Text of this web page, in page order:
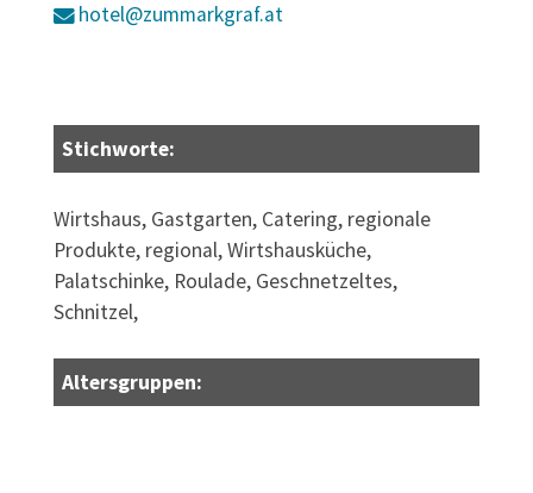
hotel@zummarkgraf.at
Stichworte:
Wirtshaus, Gastgarten, Catering, regionale
Produkte, regional, Wirtshausküche,
Palatschinke, Roulade, Geschnetzeltes,
Schnitzel,
Altersgruppen: